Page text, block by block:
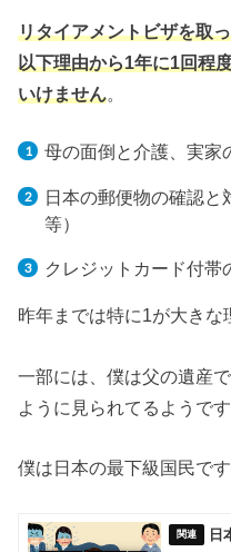
リタイアメントビザを取
以下理由から1年に1回程
いけません。
母の面倒と介護、実家
日本の郵便物の確認と
等）
クレジットカード付帯
昨年までは特に1が大きな
一部には、僕は父の遺産
ように見られてるようで
僕は日本の最下級国民です
日